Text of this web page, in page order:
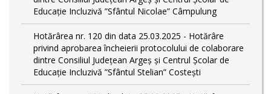
Educație Incluzivă ”Sfântul Nicolae” Câmpulung
Hotărârea nr. 120 din data 25.03.2025 - Hotărâre
privind aprobarea încheierii protocolului de colaborare
dintre Consiliul Județean Argeș și Centrul Școlar de
Educație Incluzivă ”Sfântul Stelian” Costești